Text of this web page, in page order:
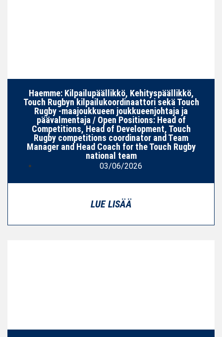
Haemme: Kilpailupäällikkö, Kehityspäällikkö,
Touch Rugbyn kilpailukoordinaattori sekä Touch
Rugby -maajoukkueen joukkueenjohtaja ja
päävalmentaja / Open Positions: Head of
Competitions, Head of Development, Touch
Rugby competitions coordinator and Team
Manager and Head Coach for the Touch Rugby
national team
03/06/2026
LUE LISÄÄ